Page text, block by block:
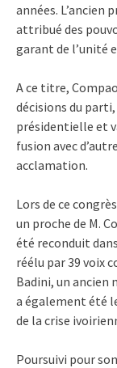
années. L’ancien
attribué des
garant de l’unité
A ce titre,
décisions du
présidentielle et
fusion avec
acclamation.
Lors de ce
un proche de M.
été reconduit
réélu par 39 voix
Badini, un ancien
a également été
de la crise
Poursuivi pour